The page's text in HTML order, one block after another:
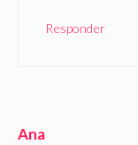
Responder
Ana